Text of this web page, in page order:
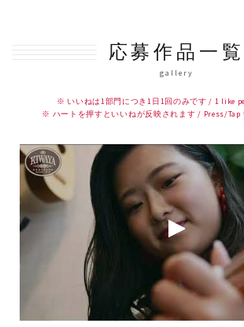
応募作品一覧
gallery
※ いいねは1部門につき1日1回のみです / 1 like
※ ハートを押すといいねが反映されます / Press/